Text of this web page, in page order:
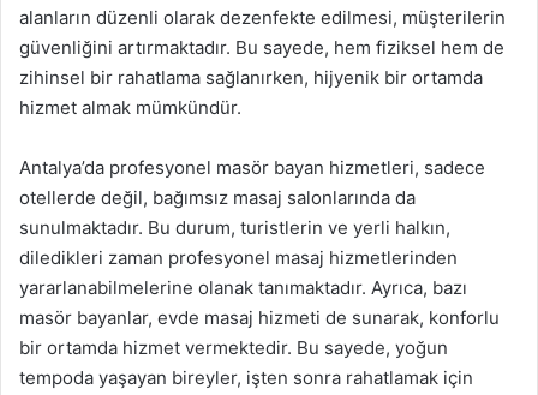
alanların düzenli olarak dezenfekte edilmesi, müşterilerin
güvenliğini artırmaktadır. Bu sayede, hem fiziksel hem de
zihinsel bir rahatlama sağlanırken, hijyenik bir ortamda
hizmet almak mümkündür.
Antalya’da profesyonel masör bayan hizmetleri, sadece
otellerde değil, bağımsız masaj salonlarında da
sunulmaktadır. Bu durum, turistlerin ve yerli halkın,
diledikleri zaman profesyonel masaj hizmetlerinden
yararlanabilmelerine olanak tanımaktadır. Ayrıca, bazı
masör bayanlar, evde masaj hizmeti de sunarak, konforlu
bir ortamda hizmet vermektedir. Bu sayede, yoğun
tempoda yaşayan bireyler, işten sonra rahatlamak için